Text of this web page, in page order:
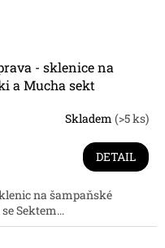
- sklenice na
a Mucha sekt
Skladem(>5 ks)
DETAIL
na šampaňské
Sektem...